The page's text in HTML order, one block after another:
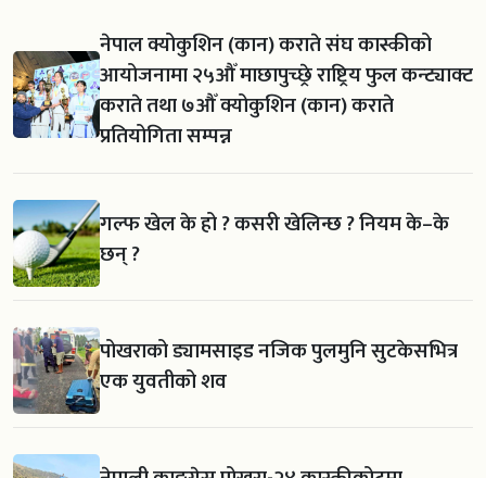
नेपाल क्योकुशिन (कान) कराते संघ कास्कीको
आयोजनामा २५औँ माछापुच्छ्रे राष्ट्रिय फुल कन्ट्याक्ट
कराते तथा ७औँ क्योकुशिन (कान) कराते
प्रतियोगिता सम्पन्न
गल्फ खेल के हो ? कसरी खेलिन्छ ? नियम के–के
छन् ?
पोखराको ड्यामसाइड नजिक पुलमुनि सुटकेसभित्र
एक युवतीको शव